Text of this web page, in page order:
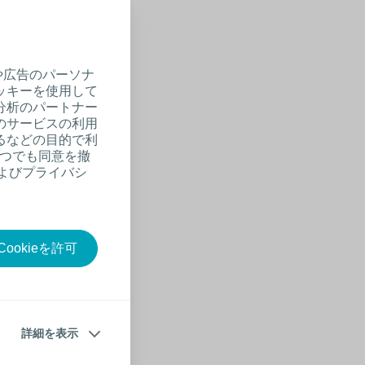
告のパーソナ
キーを使用して
析のパートナー
サービスの利用
どの目的で利
でも同意を撤
びプライバシ
を許可
詳細を表示
態で